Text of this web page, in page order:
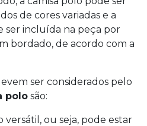
de cores variadas e a
ser incluída na peça por
bordado, de acordo com a
ser considerados pelo
polo são: